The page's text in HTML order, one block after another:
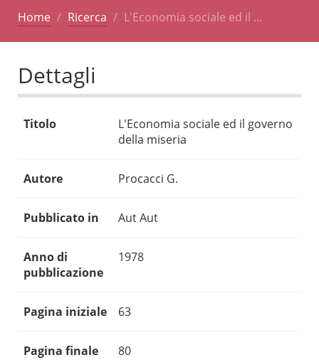
Home Ricerca L'Economia sociale ed il …
Dettagli
Titolo
L'Economia sociale ed il governo
della miseria
Autore Procacci G.
Pubblicato in Aut Aut
Anno di
pubblicazione
1978
Pagina iniziale 63
Pagina finale 80